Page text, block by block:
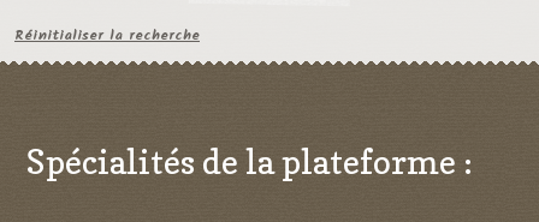
Réinitialiser la recherche
Spécialités de la plateforme :